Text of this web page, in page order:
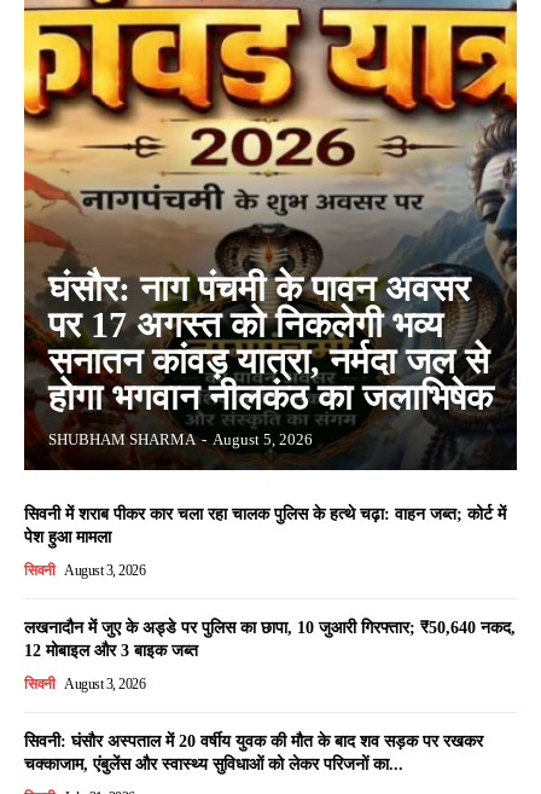
घंसौर: नाग पंचमी के पावन अवसर
पर 17 अगस्त को निकलेगी भव्य
सनातन कांवड़ यात्रा, नर्मदा जल से
होगा भगवान नीलकंठ का जलाभिषेक
SHUBHAM SHARMA - August 5, 2026
सिवनी में शराब पीकर कार चला रहा चालक पुलिस के हत्थे चढ़ा: वाहन जब्त; कोर्ट में
पेश हुआ मामला
सिवनी August 3, 2026
लखनादौन में जुए के अड्डे पर पुलिस का छापा, 10 जुआरी गिरफ्तार; ₹50,640 नकद,
12 मोबाइल और 3 बाइक जब्त
सिवनी August 3, 2026
सिवनी: घंसौर अस्पताल में 20 वर्षीय युवक की मौत के बाद शव सड़क पर रखकर
चक्काजाम, एंबुलेंस और स्वास्थ्य सुविधाओं को लेकर परिजनों का...